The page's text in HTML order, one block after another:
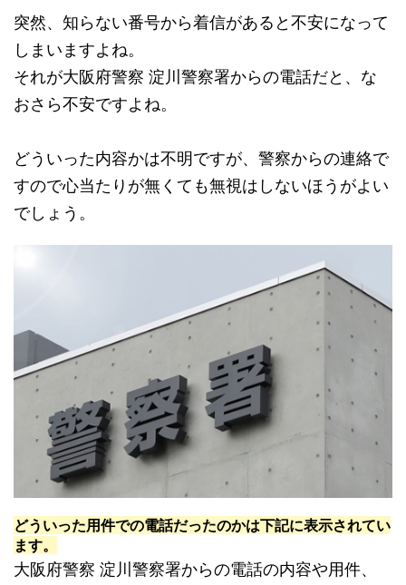
突然、知らない番号から着信があると不安になって
しまいますよね。
それが大阪府警察 淀川警察署からの電話だと、な
おさら不安ですよね。
どういった内容かは不明ですが、警察からの連絡で
すので心当たりが無くても無視はしないほうがよい
でしょう。
どういった用件での電話だったのかは下記に表示されてい
ます。
大阪府警察 淀川警察署からの電話の内容や用件、